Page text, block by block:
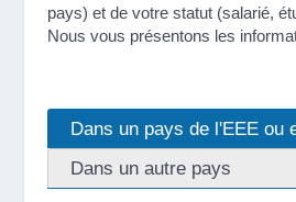
pays) et de votre statut (salarié,
Nous vous présentons les
Dans un pays de l'EEE ou
Dans un autre pays